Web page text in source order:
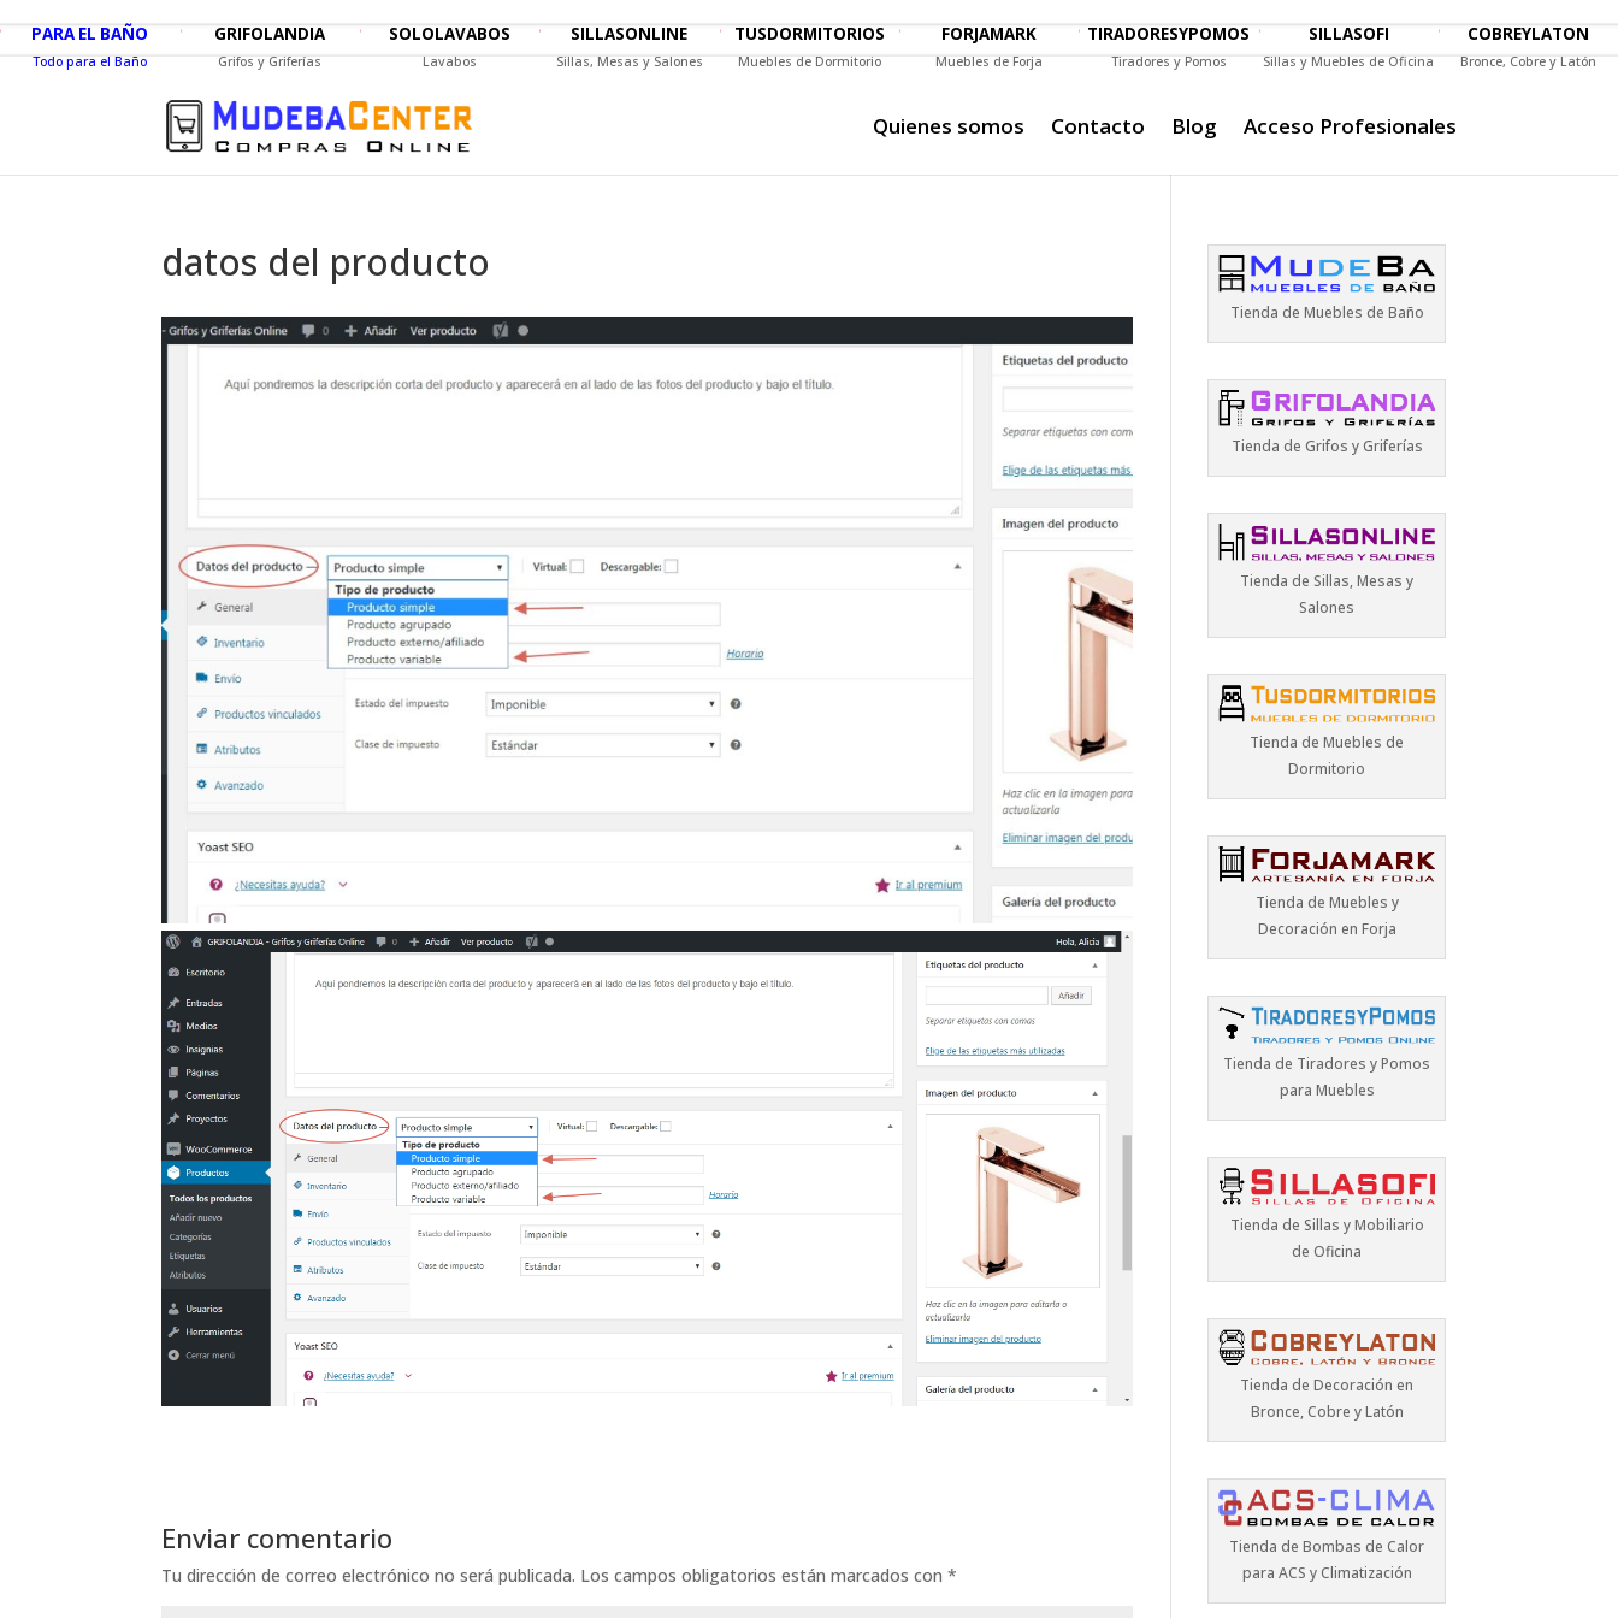
PARA EL BAÑO
Todo para el Baño
GRIFOLANDIA
Grifos y Griferías
SOLOLAVABOS
Lavabos
SILLASONLINE
Sillas, Mesas y Salones
TUSDORMITORIOS
Muebles de Dormitorio
FORJAMARK
Muebles de Forja
TIRADORESYPOMOS
Tiradores y Pomos
SILLASOFI
Sillas y Muebles de Oficina
COBREYLATON
Bronce, Cobre y Latón
Quienes somos Contacto Blog Acceso Profesionales
datos del producto
Enviar comentario
Tu dirección de correo electrónico no será publicada. Los campos obligatorios están marcados con*
Tienda de Muebles de Baño
Tienda de Grifos y Griferías
Tienda de Sillas, Mesas y
Salones
Tienda de Muebles de
Dormitorio
Tienda de Muebles y
Decoración en Forja
Tienda de Tiradores y Pomos
para Muebles
Tienda de Sillas y Mobiliario
de Oficina
Tienda de Decoración en
Bronce, Cobre y Latón
Tienda de Bombas de Calor
para ACS y Climatización